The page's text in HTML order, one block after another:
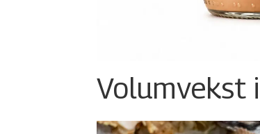
Volumvekst